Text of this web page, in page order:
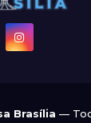
Brasília —